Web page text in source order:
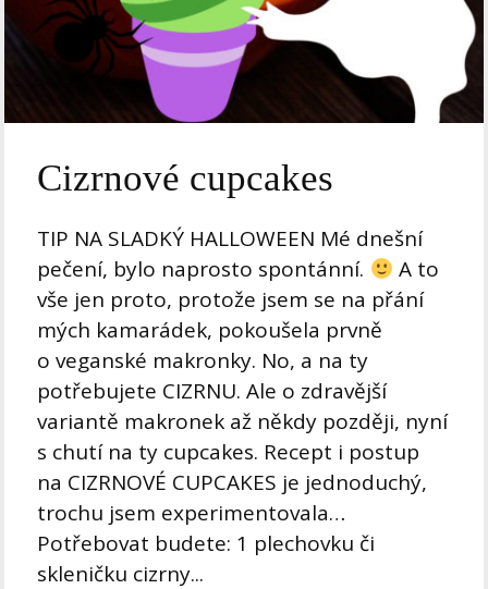
Cizrnové cupcakes
TIP NA SLADKÝ HALLOWEEN Mé dnešní
pečení, bylo naprosto spontánní.
A to
vše jen proto, protože jsem se na přání
mých kamarádek, pokoušela prvně
o veganské makronky. No, a na ty
potřebujete CIZRNU. Ale o zdravější
variantě makronek až někdy později, nyní
s chutí na ty cupcakes. Recept i postup
na CIZRNOVÉ CUPCAKES je jednoduchý,
trochu jsem experimentovala…
Potřebovat budete: 1 plechovku či
skleničku cizrny...